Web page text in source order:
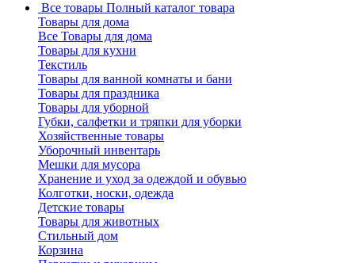
Все товары Полный каталог товара
Товары для дома
Все Товары для дома
Товары для кухни
Текстиль
Товары для ванной комнаты и бани
Товары для праздника
Товары для уборной
Губки, салфетки и тряпки для уборки
Хозяйственные товары
Уборочный инвентарь
Мешки для мусора
Хранение и уход за одеждой и обувью
Колготки, носки, одежда
Детские товары
Товары для животных
Стильный дом
Корзина